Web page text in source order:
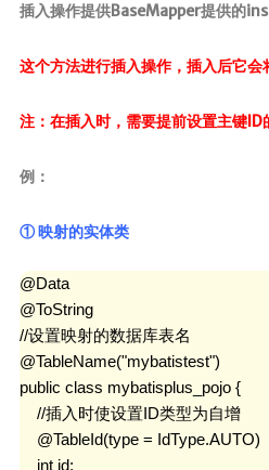
插入操作提供BaseMapper提供的
这个方法进行插入操作，插入后它
注：在插入时，需要提前设置主键ID
例：
① 映射的实体类
@Data
@ToString
//设置映射的数据库表名
@TableName("mybatistest")
public class mybatisplus_pojo {
    //插入时使设置ID类型为自增
    @TableId(type = IdType.AUTO)
    int id;